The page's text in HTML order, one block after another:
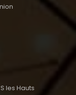
les Hauts